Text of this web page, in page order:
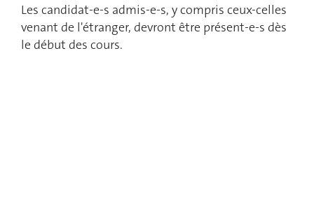
Les candidat-e-s admis-e-s, y compris ceux-celles
venant de l'étranger, devront être présent-e-s dès
le début des cours.